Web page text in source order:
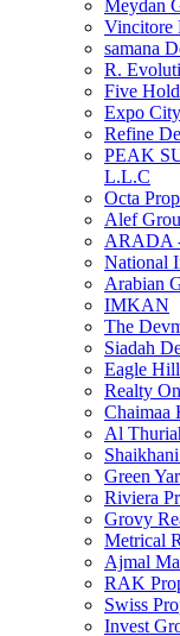
Meydan
Vincitore
samana
R.
Five
Expo
Refine
PEAK
L.L.C
Octa
Alef
ARADA
National
Arabian
IMKAN
The
Siadah
Eagle
Realty
Chaimaa
Al
Green
Riviera
Grovy
Metrical
Ajmal
RAK
Swiss
Invest